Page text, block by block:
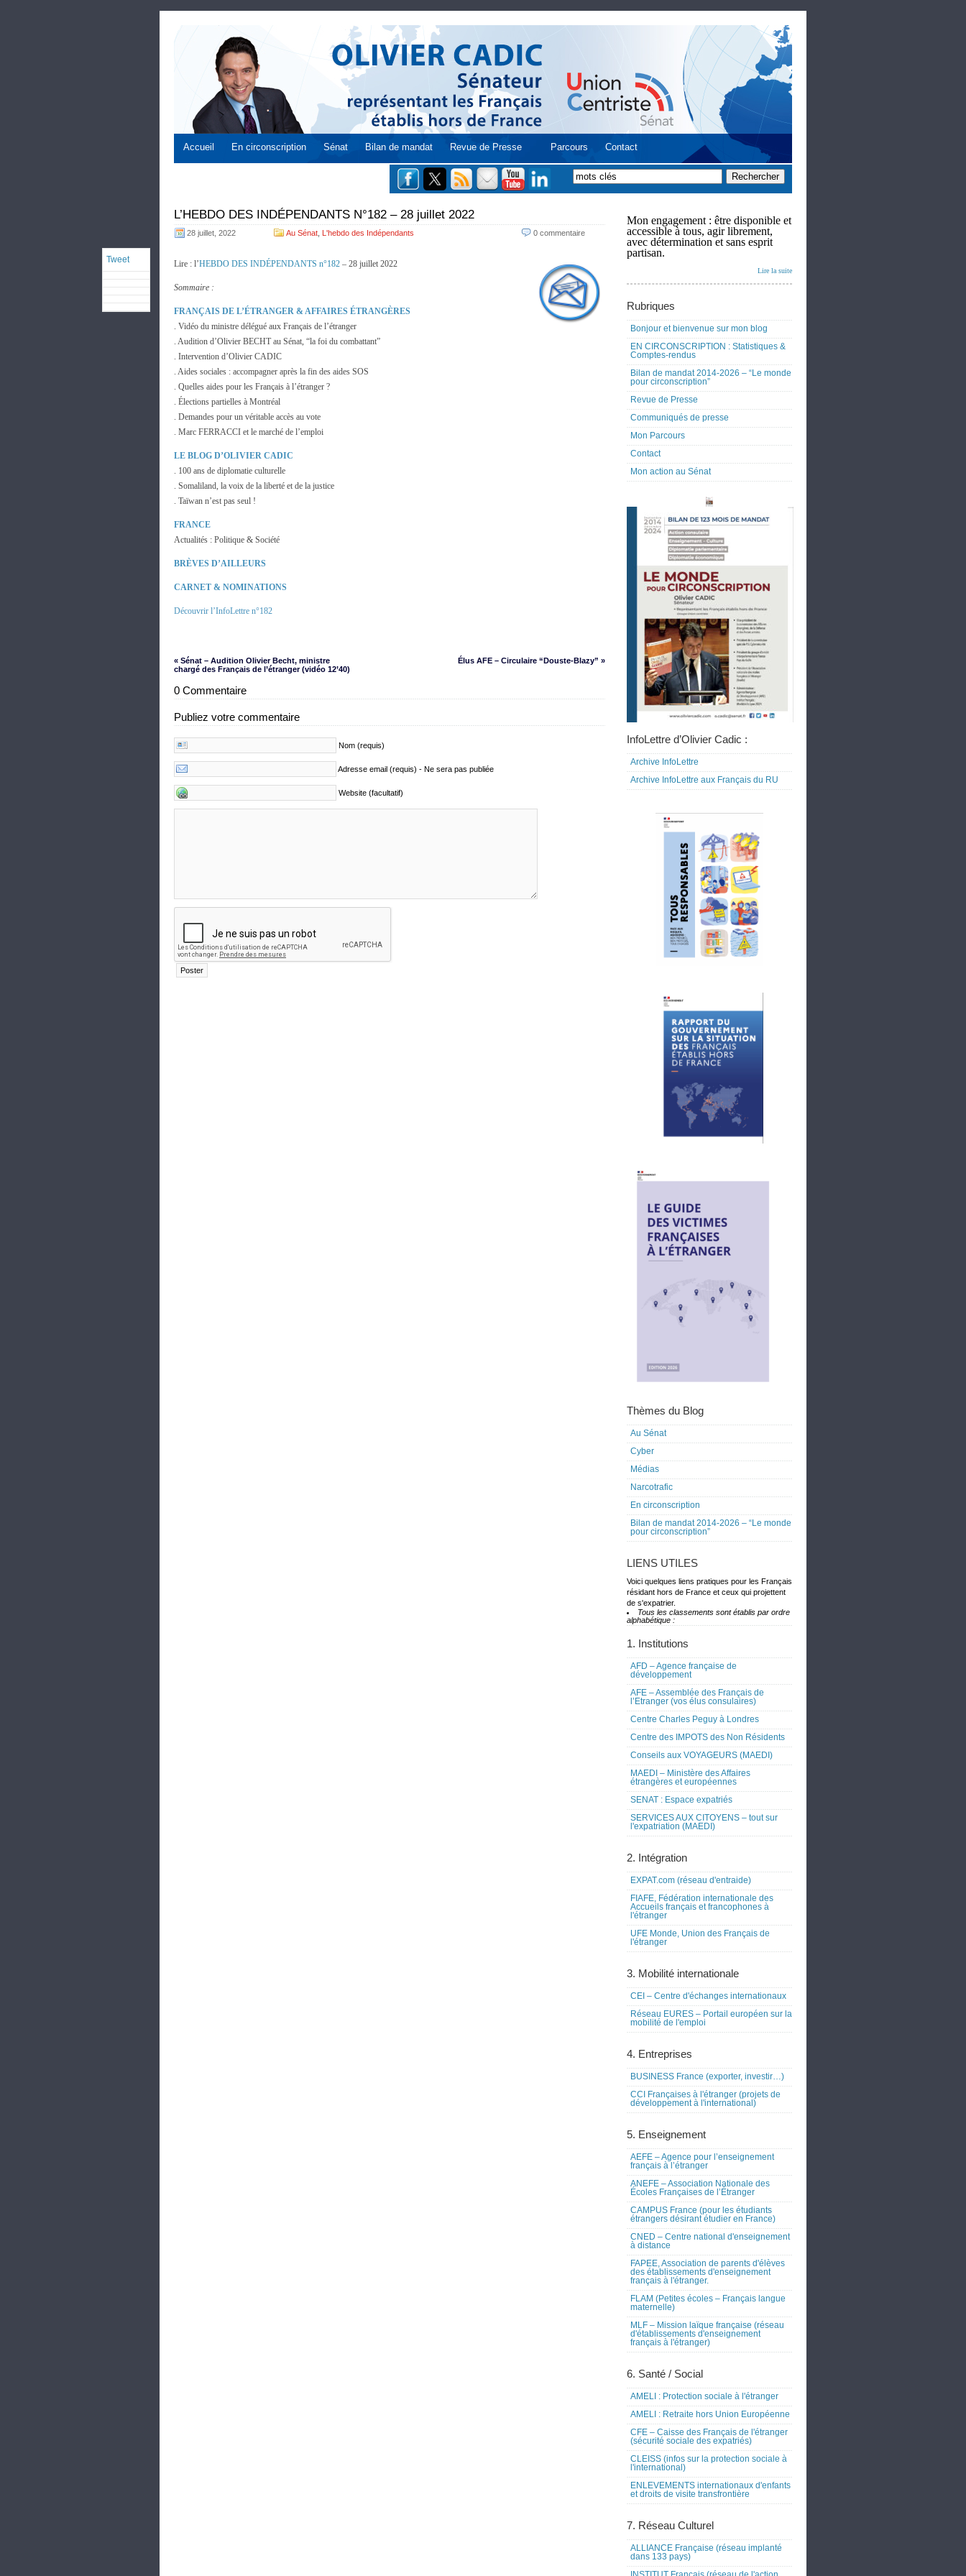
Accueil En circonscription Sénat Bilan de mandat Revue de Presse Parcours Contact
L’HEBDO DES INDÉPENDANTS N°182 – 28 juillet 2022
28 juillet, 2022 Au Sénat L'hebdo des Indépendants 0 commentaire
Tweet Lire : l’HEBDO DES INDÉPENDANTS n°182 – 28 juillet 2022
Sommaire :
FRANÇAIS DE L’ÉTRANGER & AFFAIRES ÉTRANGÈRES
. Vidéo du ministre délégué aux Français de l’étranger
. Audition d’Olivier BECHT au Sénat, “la foi du combattant”
. Intervention d’Olivier CADIC
. Aides sociales : accompagner après la fin des aides SOS
. Quelles aides pour les Français à l’étranger ?
. Élections partielles à Montréal
. Demandes pour un véritable accès au vote
. Marc FERRACCI et le marché de l’emploi
LE BLOG D’OLIVIER CADIC
. 100 ans de diplomatie culturelle
. Somaliland, la voix de la liberté et de la justice
. Taïwan n’est pas seul !
FRANCE
Actualités : Politique & Société
BRÈVES D’AILLEURS
CARNET & NOMINATIONS
Découvrir l’InfoLettre n°182
« Sénat – Audition Olivier Becht, ministre
chargé des Français de l’étranger (vidéo 12’40)
Élus AFE – Circulaire “Douste-Blazy” »
0 Commentaire
Publiez votre commentaire
Nom (requis)
Adresse email (requis) - Ne sera pas publiée
Website (facultatif)
Mon engagement : être disponible et
accessible à tous, agir librement,
avec détermination et sans esprit
partisan.
Lire la suite
Rubriques
Bonjour et bienvenue sur mon blog
EN CIRCONSCRIPTION : Statistiques &
Comptes-rendus
Bilan de mandat 2014-2026 – “Le monde
pour circonscription”
Revue de Presse
Communiqués de presse
Mon Parcours
Contact
Mon action au Sénat
InfoLettre d’Olivier Cadic :
Archive InfoLettre
Archive InfoLettre aux Français du RU
Thèmes du Blog
Au Sénat
Cyber
Médias
Narcotrafic
En circonscription
Bilan de mandat 2014-2026 – “Le monde
pour circonscription”
LIENS UTILES
Voici quelques liens pratiques pour les Français
résidant hors de France et ceux qui projettent
de s'expatrier.
Tous les classements sont établis par ordre
alphabétique :
1. Institutions
AFD – Agence française de
développement
AFE – Assemblée des Français de
l’Etranger (vos élus consulaires)
Centre Charles Peguy à Londres
Centre des IMPOTS des Non Résidents
Conseils aux VOYAGEURS (MAEDI)
MAEDI – Ministère des Affaires
étrangères et européennes
SENAT : Espace expatriés
SERVICES AUX CITOYENS – tout sur
l'expatriation (MAEDI)
2. Intégration
EXPAT.com (réseau d'entraide)
FIAFE, Fédération internationale des
Accueils français et francophones à
l'étranger
UFE Monde, Union des Français de
l'étranger
3. Mobilité internationale
CEI – Centre d'échanges internationaux
Réseau EURES – Portail européen sur la
mobilité de l'emploi
4. Entreprises
BUSINESS France (exporter, investir…)
CCI Françaises à l'étranger (projets de
développement à l'international)
5. Enseignement
AEFE – Agence pour l’enseignement
français à l’étranger
ANEFE – Association Nationale des
Écoles Françaises de l’Étranger
CAMPUS France (pour les étudiants
étrangers désirant étudier en France)
CNED – Centre national d'enseignement
à distance
FAPEE, Association de parents d'élèves
des établissements d'enseignement
français à l'étranger.
FLAM (Petites écoles – Français langue
maternelle)
MLF – Mission laïque française (réseau
d'établissements d'enseignement
français à l'étranger)
6. Santé / Social
AMELI : Protection sociale à l'étranger
AMELI : Retraite hors Union Européenne
CFE – Caisse des Français de l'étranger
(sécurité sociale des expatriés)
CLEISS (infos sur la protection sociale à
l'international)
ENLEVEMENTS internationaux d'enfants
et droits de visite transfrontière
7. Réseau Culturel
ALLIANCE Française (réseau implanté
dans 133 pays)